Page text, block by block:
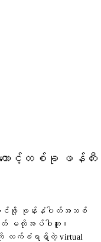
အကောင့်တစ်ခု ဖန်တီး
င်ဖို့ ဖုန်းနံပါတ်အသစ်
မလိုအပ်ပါဘူး။
ကို လက်ခံရရှိတဲ့ virtual